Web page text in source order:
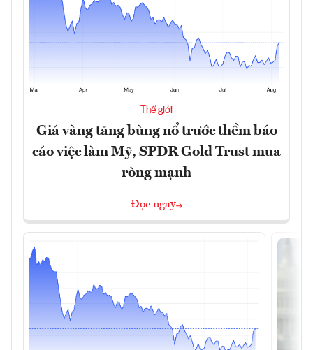
Thế giới
Giá vàng tăng bùng nổ trước thềm báo
cáo việc làm Mỹ, SPDR Gold Trust mua
ròng mạnh
Đọc ngay